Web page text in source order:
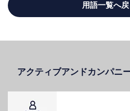
用語一覧へ
アクティブアンドカンパニ